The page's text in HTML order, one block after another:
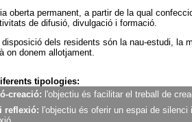
oberta permanent, a partir de la qual
de difusió, divulgació i formació.
dels residents són la nau-estudi, la
on donem allotjament.
tipologies:
creació: l'objectiu és facilitar el treball de
reflexió: l'objectiu és oferir un espai de